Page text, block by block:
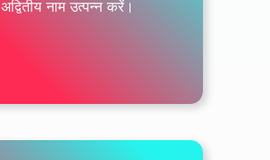
अद्वितीय नाम उत्पन्न करें।